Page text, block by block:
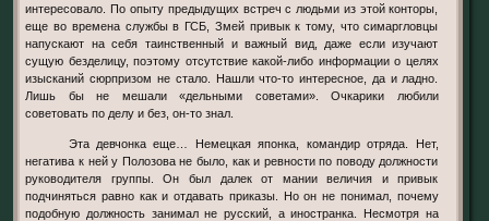
интересовало. По опыту предыдущих встреч с людьми из этой конторы,
еще во времена службы в ГСБ, Змей привык к тому, что симаргловцы
напускают на себя таинственный и важный вид, даже если изучают
сущую безделицу, поэтому отсутствие какой-либо информации о целях
изысканий сюрпризом не стало. Нашли что-то интересное, да и ладно.
Лишь бы не мешали «дельными советами». Очкарики любили
советовать по делу и без, он-то знал.
Эта девчонка еще… Немецкая японка, командир отряда. Нет,
негатива к ней у Полозова не было, как и ревности по поводу должности
руководителя группы. Он был далек от мании величия и привык
подчиняться равно как и отдавать приказы. Но он не понимал, почему
подобную должность занимал не русский, а иностранка. Несмотря на